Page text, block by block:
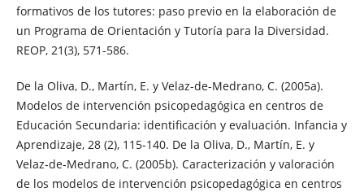
formativos de los tutores: paso previo en la elaboración de
un Programa de Orientación y Tutoría para la Diversidad.
REOP, 21(3), 571-586.
De la Oliva, D., Martín, E. y Velaz-de-Medrano, C. (2005a).
Modelos de intervención psicopedagógica en centros de
Educación Secundaria: identificación y evaluación. Infancia y
Aprendizaje, 28 (2), 115-140. De la Oliva, D., Martín, E. y
Velaz-de-Medrano, C. (2005b). Caracterización y valoración
de los modelos de intervención psicopedagógica en centros